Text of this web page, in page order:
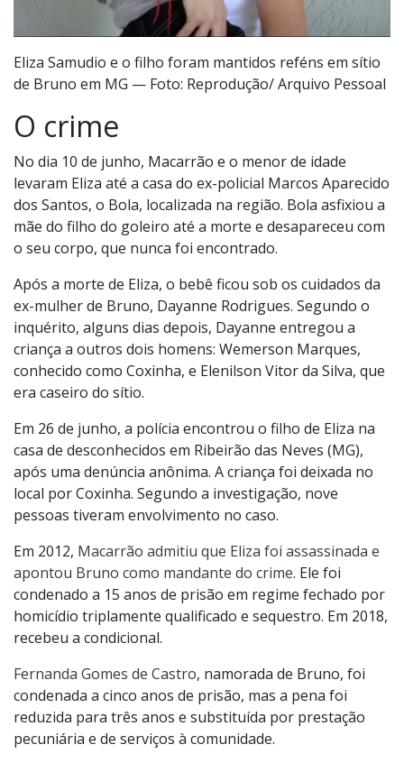
Eliza Samudio e o filho foram mantidos reféns em sítio
de Bruno em MG — Foto: Reprodução/ Arquivo Pessoal
O crime
No dia 10 de junho, Macarrão e o menor de idade
levaram Eliza até a casa do ex-policial Marcos Aparecido
dos Santos, o Bola, localizada na região. Bola asfixiou a
mãe do filho do goleiro até a morte e desapareceu com
o seu corpo, que nunca foi encontrado.
Após a morte de Eliza, o bebê ficou sob os cuidados da
ex-mulher de Bruno, Dayanne Rodrigues. Segundo o
inquérito, alguns dias depois, Dayanne entregou a
criança a outros dois homens: Wemerson Marques,
conhecido como Coxinha, e Elenilson Vitor da Silva, que
era caseiro do sítio.
Em 26 de junho, a polícia encontrou o filho de Eliza na
casa de desconhecidos em Ribeirão das Neves (MG),
após uma denúncia anônima. A criança foi deixada no
local por Coxinha. Segundo a investigação, nove
pessoas tiveram envolvimento no caso.
Em 2012, Macarrão admitiu que Eliza foi assassinada e
apontou Bruno como mandante do crime. Ele foi
condenado a 15 anos de prisão em regime fechado por
homicídio triplamente qualificado e sequestro. Em 2018,
recebeu a condicional.
Fernanda Gomes de Castro, namorada de Bruno, foi
condenada a cinco anos de prisão, mas a pena foi
reduzida para três anos e substituída por prestação
pecuniária e de serviços à comunidade.